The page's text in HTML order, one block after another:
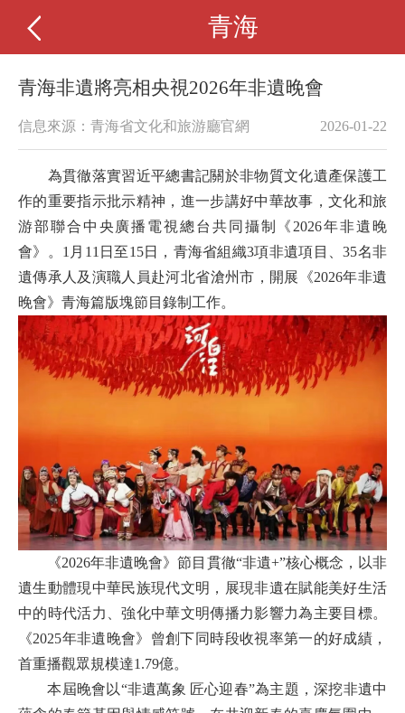
青海
青海非遺將亮相央視2026年非遺晚會
信息來源：青海省文化和旅游廳官網 2026-01-22
為貫徹落實習近平總書記關於非物質文化遺產保護工
作的重要指示批示精神，進一步講好中華故事，文化和旅
游部聯合中央廣播電視總台共同攝制《2026年非遺晚
會》。1月11日至15日，青海省組織3項非遺項目、35名非
遺傳承人及演職人員赴河北省滄州市，開展《2026年非遺
晚會》青海篇版塊節目錄制工作。
《2026年非遺晚會》節目貫徹“非遺+”核心概念，以非
遺生動體現中華民族現代文明，展現非遺在賦能美好生活
中的時代活力、強化中華文明傳播力影響力為主要目標。
《2025年非遺晚會》曾創下同時段收視率第一的好成績，
首重播觀眾規模達1.79億。
本屆晚會以“非遺萬象 匠心迎春”為主題，深挖非遺中